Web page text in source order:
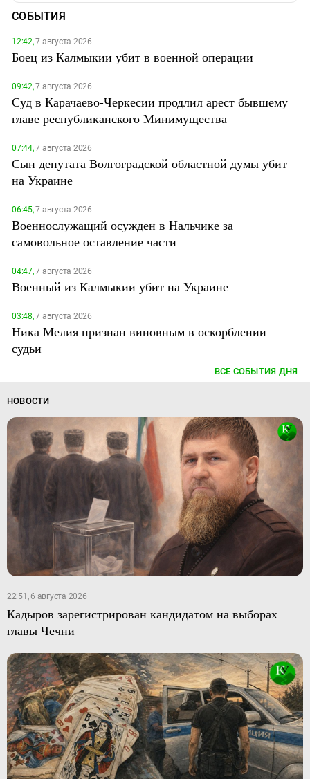
СОБЫТИЯ
12:42,7 августа 2026
Боец из Калмыкии убит в военной операции
09:42,7 августа 2026
Суд в Карачаево-Черкесии продлил арест бывшему
главе республиканского Минимущества
07:44,7 августа 2026
Сын депутата Волгоградской областной думы убит
на Украине
06:45,7 августа 2026
Военнослужащий осужден в Нальчике за
самовольное оставление части
04:47,7 августа 2026
Военный из Калмыкии убит на Украине
03:48,7 августа 2026
Ника Мелия признан виновным в оскорблении
судьи
ВСЕ СОБЫТИЯ ДНЯ
НОВОСТИ
22:51, 6 августа 2026
Кадыров зарегистрирован кандидатом на выборах
главы Чечни